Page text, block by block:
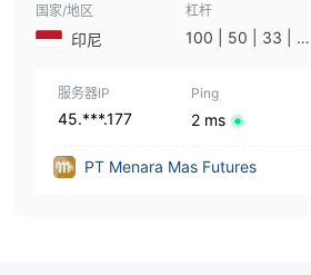
国家/地区
印尼
杠杆
100 | 50 | 33 | 2
服务器IP
45.***.177
Ping
2 ms
PT Menara Mas Futures